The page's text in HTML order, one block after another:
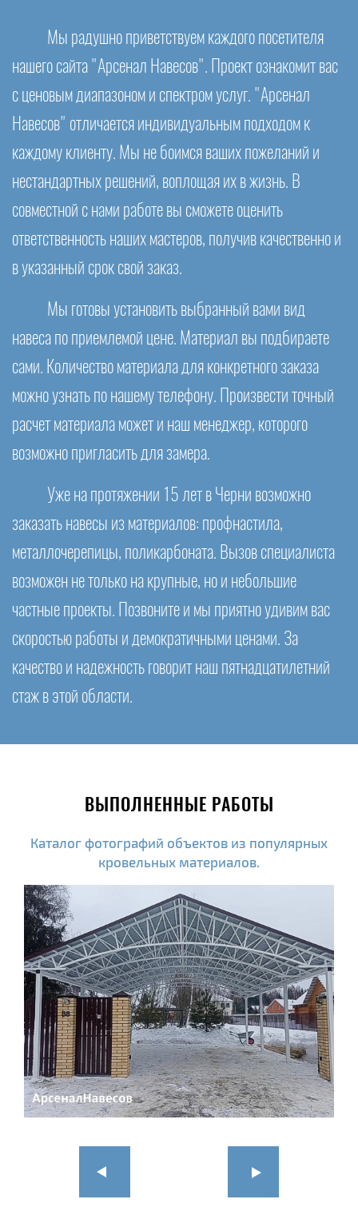
Мы радушно приветствуем каждого посетителя
нашего сайта "Арсенал Навесов". Проект ознакомит вас
с ценовым диапазоном и спектром услуг. "Арсенал
Навесов" отличается индивидуальным подходом к
каждому клиенту. Мы не боимся ваших пожеланий и
нестандартных решений, воплощая их в жизнь. В
совместной с нами работе вы сможете оценить
ответственность наших мастеров, получив качественно и
в указанный срок свой заказ.
Мы готовы установить выбранный вами вид
навеса по приемлемой цене. Материал вы подбираете
сами. Количество материала для конкретного заказа
можно узнать по нашему телефону. Произвести точный
расчет материала может и наш менеджер, которого
возможно пригласить для замера.
Уже на протяжении 15 лет в Черни возможно
заказать навесы из материалов: профнастила,
металлочерепицы, поликарбоната. Вызов специалиста
возможен не только на крупные, но и небольшие
частные проекты. Позвоните и мы приятно удивим вас
скоростью работы и демократичными ценами. За
качество и надежность говорит наш пятнадцатилетний
стаж в этой области.
ВЫПОЛНЕННЫЕ РАБОТЫ
Каталог фотографий объектов из популярных
кровельных материалов.